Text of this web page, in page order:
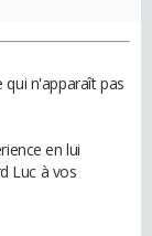
qui n'apparaît pas
en lui
Luc à vos